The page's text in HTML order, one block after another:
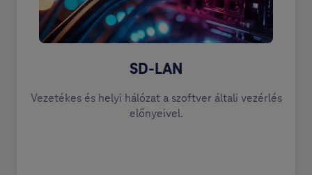
SD-LAN
Vezetékes és helyi hálózat a szoftver általi vezérlés
előnyeivel.